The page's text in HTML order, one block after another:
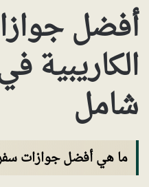
أفضل
شامل
ما هي أفضل جوازات سفر